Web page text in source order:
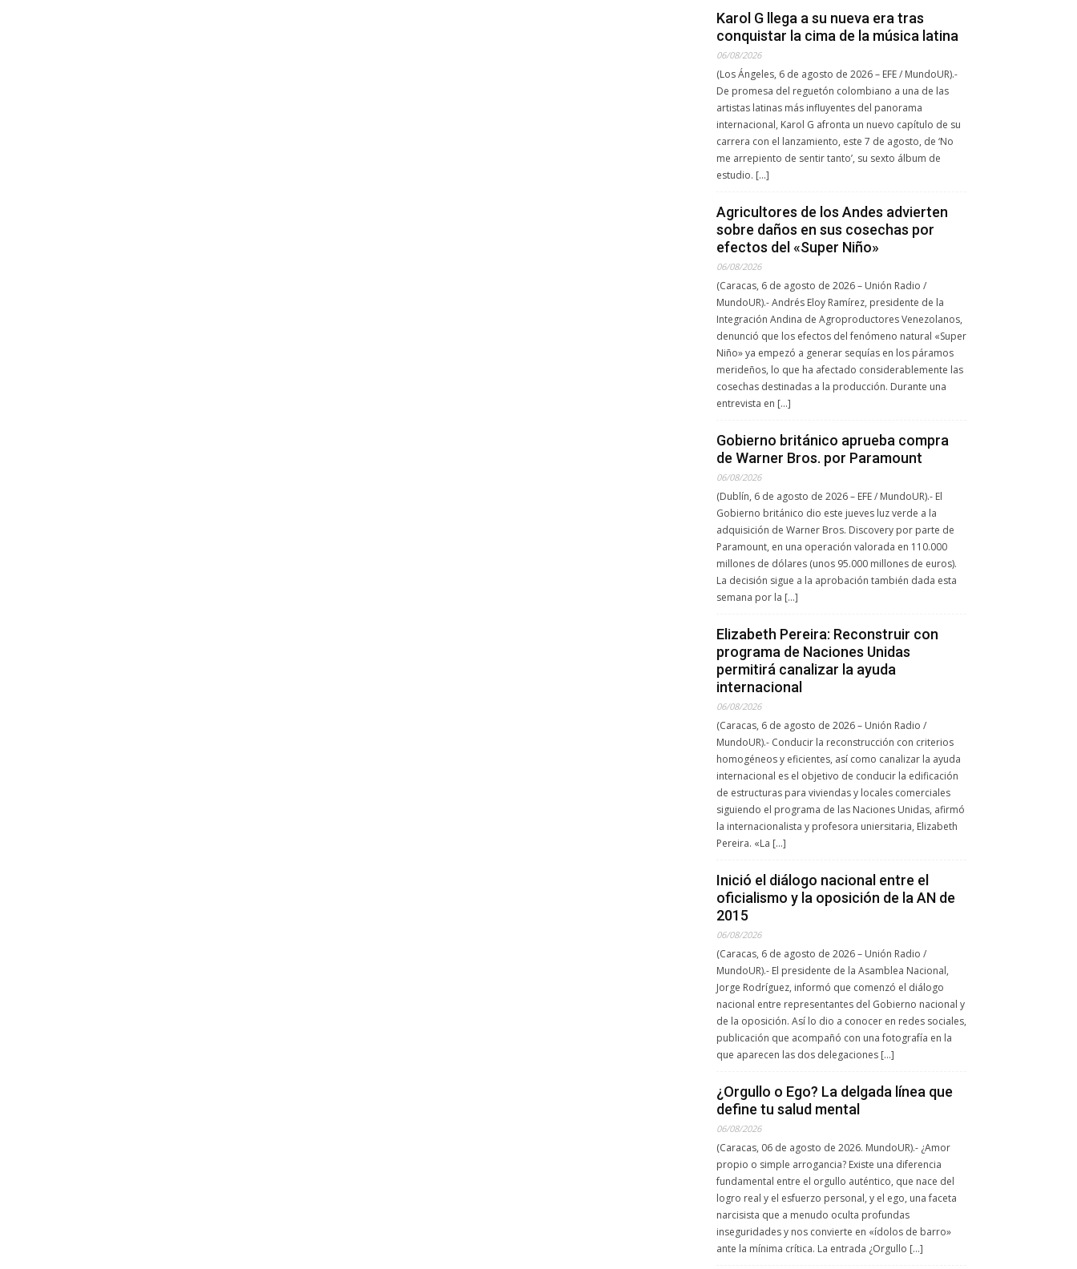
Karol G llega a su nueva era tras
conquistar la cima de la música latina
06/08/2026
(Los Ángeles, 6 de agosto de 2026 – EFE / MundoUR).-
De promesa del reguetón colombiano a una de las
artistas latinas más influyentes del panorama
internacional, Karol G afronta un nuevo capítulo de su
carrera con el lanzamiento, este 7 de agosto, de ‘No
me arrepiento de sentir tanto’, su sexto álbum de
estudio. […]
Agricultores de los Andes advierten
sobre daños en sus cosechas por
efectos del «Super Niño»
06/08/2026
(Caracas, 6 de agosto de 2026 – Unión Radio /
MundoUR).- Andrés Eloy Ramírez, presidente de la
Integración Andina de Agroproductores Venezolanos,
denunció que los efectos del fenómeno natural «Super
Niño» ya empezó a generar sequías en los páramos
merideños, lo que ha afectado considerablemente las
cosechas destinadas a la producción. Durante una
entrevista en […]
Gobierno británico aprueba compra
de Warner Bros. por Paramount
06/08/2026
(Dublín, 6 de agosto de 2026 – EFE / MundoUR).- El
Gobierno británico dio este jueves luz verde a la
adquisición de Warner Bros. Discovery por parte de
Paramount, en una operación valorada en 110.000
millones de dólares (unos 95.000 millones de euros).
La decisión sigue a la aprobación también dada esta
semana por la […]
Elizabeth Pereira: Reconstruir con
programa de Naciones Unidas
permitirá canalizar la ayuda
internacional
06/08/2026
(Caracas, 6 de agosto de 2026 – Unión Radio /
MundoUR).- Conducir la reconstrucción con criterios
homogéneos y eficientes, así como canalizar la ayuda
internacional es el objetivo de conducir la edificación
de estructuras para viviendas y locales comerciales
siguiendo el programa de las Naciones Unidas, afirmó
la internacionalista y profesora uniersitaria, Elizabeth
Pereira. «La […]
Inició el diálogo nacional entre el
oficialismo y la oposición de la AN de
2015
06/08/2026
(Caracas, 6 de agosto de 2026 – Unión Radio /
MundoUR).- El presidente de la Asamblea Nacional,
Jorge Rodríguez, informó que comenzó el diálogo
nacional entre representantes del Gobierno nacional y
de la oposición. Así lo dio a conocer en redes sociales,
publicación que acompañó con una fotografía en la
que aparecen las dos delegaciones […]
¿Orgullo o Ego? La delgada línea que
define tu salud mental
06/08/2026
(Caracas, 06 de agosto de 2026. MundoUR).- ¿Amor
propio o simple arrogancia? Existe una diferencia
fundamental entre el orgullo auténtico, que nace del
logro real y el esfuerzo personal, y el ego, una faceta
narcisista que a menudo oculta profundas
inseguridades y nos convierte en «ídolos de barro»
ante la mínima crítica. La entrada ¿Orgullo […]